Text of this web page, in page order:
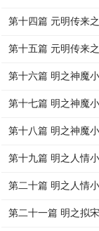
第十四篇 元明传来
第十五篇 元明传来
第十六篇 明之神魔
第十七篇 明之神魔
第十八篇 明之神魔
第十九篇 明之人情
第二十篇 明之人情
第二十一篇 明之拟